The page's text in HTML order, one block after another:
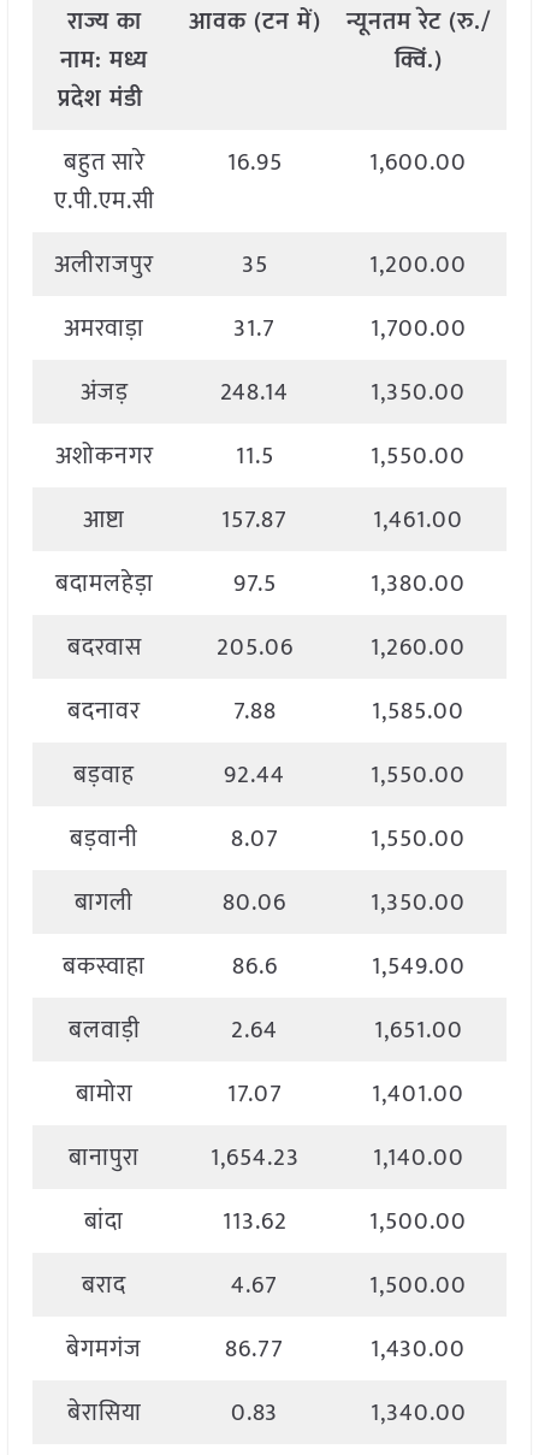
राज्यका
नाम:मध्य
प्रदेश मंडी
आवक (टनमें) न्यूनतमरेट (रु./
क्विं.)
बहुत सारे
ए.पी.एम.सी
16.95 1,600.00
अलीराजपुर 35
1,200.00
अमरवाड़ा
31.7
1,700.00
अंजड़
248.14
1,350.00
अशोकनगर
11.5
1,550.00
आष्टा
157.87
1,461.00
बदामलहेड़ा
97.5
1,380.00
बदरवास
205.06
1,260.00
बदनावर
7.88
1,585.00
बड़वाह
92.44
1,550.00
बड़वानी
8.07
1,550.00
बागली
80.06
1,350.00
बकस्वाहा
86.6
1,549.00
बलवाड़ी
2.64
1,651.00
बामोरा
17.07
1,401.00
बानापुरा
1,654.23
1,140.00
बांदा
113.62
1,500.00
बराद
4.67
1,500.00
बेगमगंज
86.77
1,430.00
बेरासिया
0.83
1,340.00